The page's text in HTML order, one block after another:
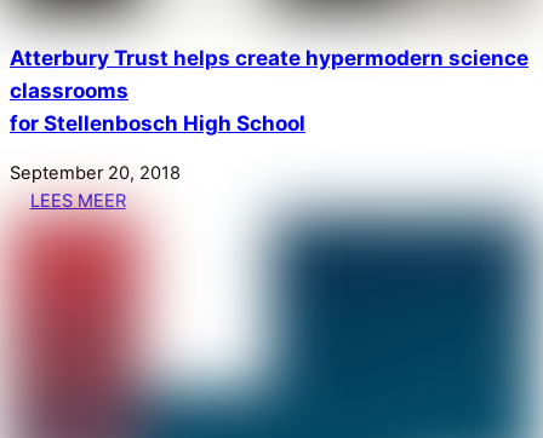
Atterbury Trust helps create hypermodern science
classrooms
for Stellenbosch High School
September 20, 2018
LEES MEER